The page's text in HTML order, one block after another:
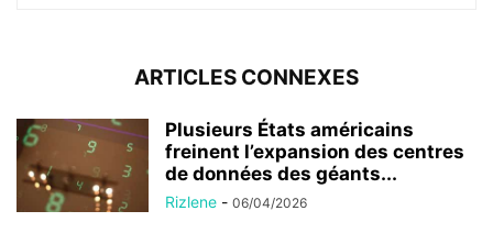
ARTICLES CONNEXES
Plusieurs États américains
freinent l’expansion des centres
de données des géants...
Rizlene - 06/04/2026